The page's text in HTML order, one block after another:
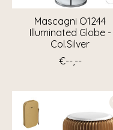
Mascagni O1244
Illuminated Globe -
Col.Silver
€--,--